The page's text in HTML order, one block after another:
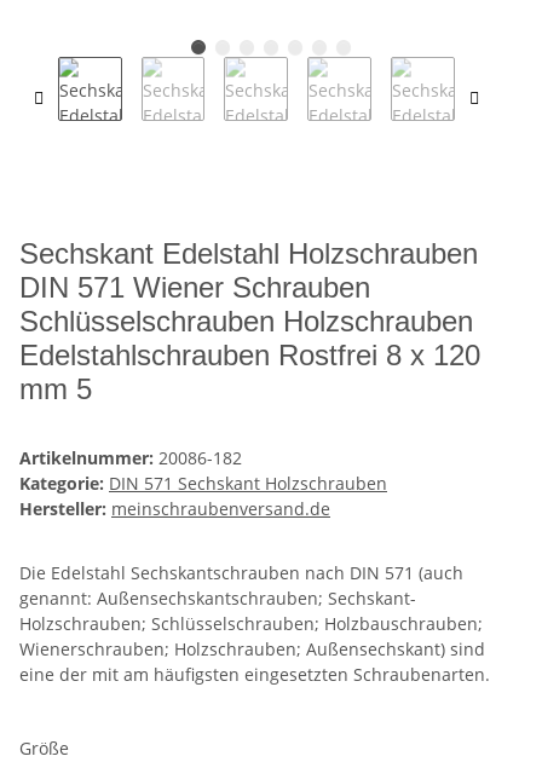
Sechskant Edelstahl Holzschrauben
DIN 571 Wiener Schrauben
Schlüsselschrauben Holzschrauben
Edelstahlschrauben Rostfrei 8 x 120
mm 5
Artikelnummer: 20086-182
Kategorie: DIN 571 Sechskant Holzschrauben
Hersteller: meinschraubenversand.de
Die Edelstahl Sechskantschrauben nach DIN 571 (auch
genannt: Außensechskantschrauben; Sechskant-
Holzschrauben; Schlüsselschrauben; Holzbauschrauben;
Wienerschrauben; Holzschrauben; Außensechskant) sind
eine der mit am häufigsten eingesetzten Schraubenarten.
Größe